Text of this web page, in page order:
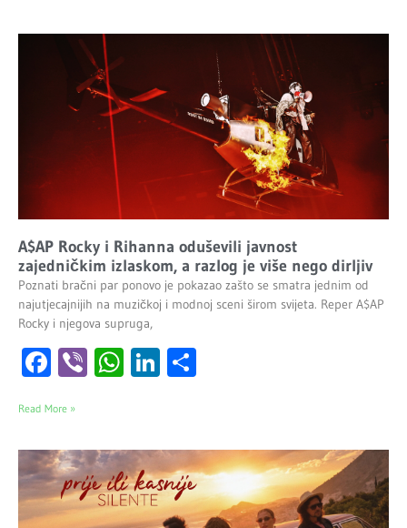
A$AP Rocky i Rihanna oduševili javnost
zajedničkim izlaskom, a razlog je više nego dirljiv
Poznati bračni par ponovo je pokazao zašto se smatra jednim od
najutjecajnijih na muzičkoj i modnoj sceni širom svijeta. Reper A$AP
Rocky i njegova supruga,
Facebook
ViberWhatsApp
LinkedIn
Read More »